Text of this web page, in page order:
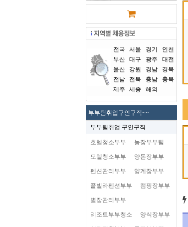
전국 서울 경기
인천
부산 대구 광주
대전
울산
강원 경남
경북
전남
전북 충남
충북
제주
세종 해외
부부팀취업구인구직~~
부부팀취업 구인구직
호텔청소부부 농장부부팀
모텔청소부부 양돈장부부
펜션관리부부 양계장부부
플빌라펜션부부 캠핑장부부
별장관리부부
리조트부부청소 양식장부부